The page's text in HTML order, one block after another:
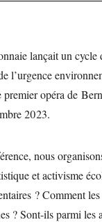
lançait un cycle
l’urgence
premier opéra de
2023.
nous
et activisme
? Comment
? Sont-ils parmi les